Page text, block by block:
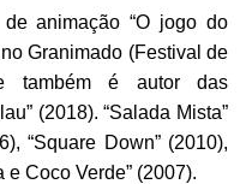
animação “O jogo do
Granimado (Festival de
também é autor das
(2018). “Salada Mista”
“Square Down” (2010),
e Coco Verde” (2007).